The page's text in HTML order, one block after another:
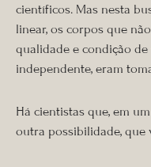
científicos. Mas nesta
linear, os corpos que
qualidade e condição
independente, eram
Há cientistas que, em
outra possibilidade, que